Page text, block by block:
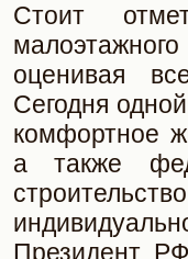
Стоит
оценивая
Сегодня
комфортное
а также
Президент